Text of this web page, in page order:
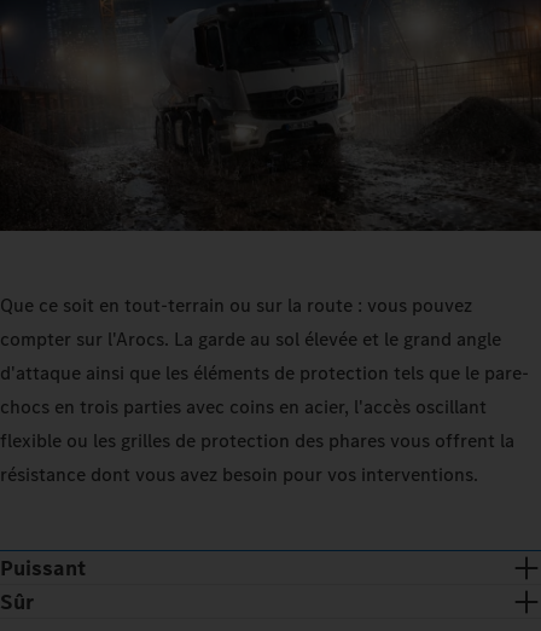
Que ce soit en tout-terrain ou sur la route : vous pouvez
compter sur l'Arocs. La garde au sol élevée et le grand angle
d'attaque ainsi que les éléments de protection tels que le pare-
chocs en trois parties avec coins en acier, l'accès oscillant
flexible ou les grilles de protection des phares vous offrent la
résistance dont vous avez besoin pour vos interventions.
Puissant
Sûr